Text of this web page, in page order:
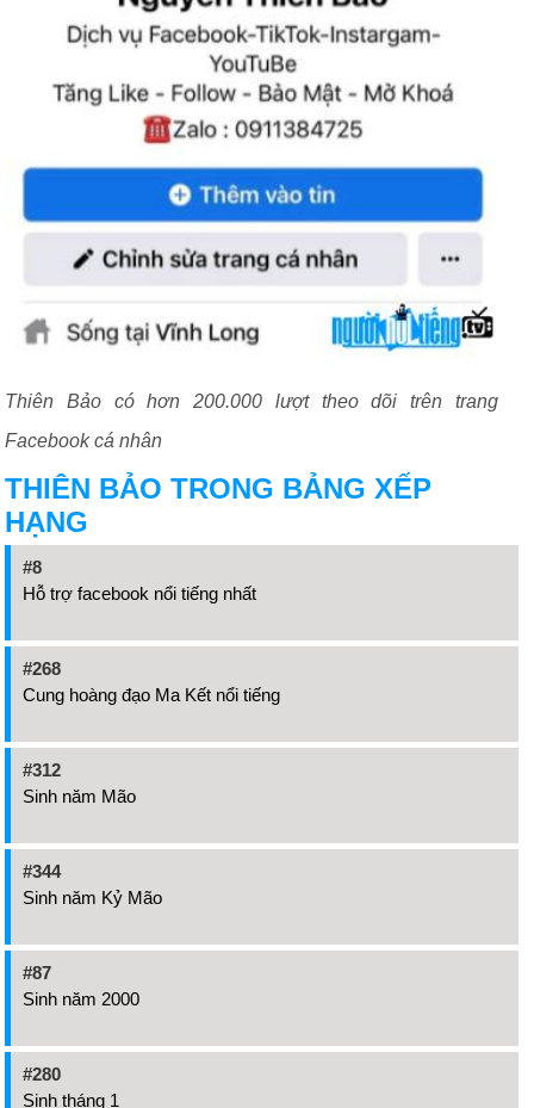
Thiên Bảo có hơn 200.000 lượt theo dõi trên trang
Facebook cá nhân
THIÊN BẢO TRONG BẢNG XẾP
HẠNG
#8
Hỗ trợ facebook nổi tiếng nhất
#268
Cung hoàng đạo Ma Kết nổi tiếng
#312
Sinh năm Mão
#344
Sinh năm Kỷ Mão
#87
Sinh năm 2000
#280
Sinh tháng 1